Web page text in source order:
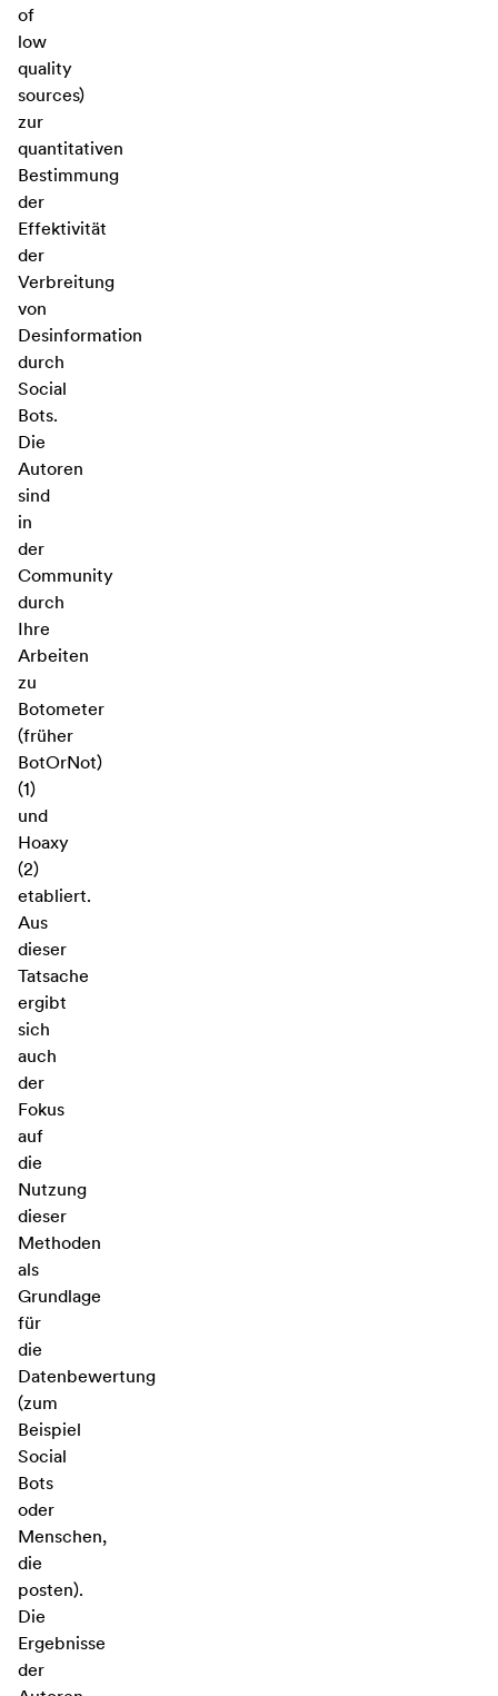
of
low
quality
sources)
zur
quantitativen
Bestimmung
der
Effektivität
der
Verbreitung
von
Desinformation
durch
Social
Bots.
Die
Autoren
sind
in
der
Community
durch
Ihre
Arbeiten
zu
Botometer
(früher
BotOrNot)
(1)
und
Hoaxy
(2)
etabliert.
Aus
dieser
Tatsache
ergibt
sich
auch
der
Fokus
auf
die
Nutzung
dieser
Methoden
als
Grundlage
für
die
Datenbewertung
(zum
Beispiel
Social
Bots
oder
Menschen,
die
posten).
Die
Ergebnisse
der